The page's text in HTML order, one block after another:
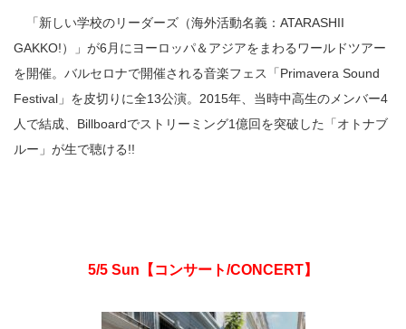
「新しい学校のリーダーズ（海外活動名義：ATARASHII
GAKKO!）」が6月にヨーロッパ＆アジアをまわるワールドツアー
を開催。バルセロナで開催される音楽フェス「Primavera Sound
Festival」を皮切りに全13公演。2015年、当時中高生のメンバー4
人で結成、Billboardでストリーミング1億回を突破した「オトナブ
ルー」が生で聴ける!!
5/5 Sun 【コンサート/CONCERT】